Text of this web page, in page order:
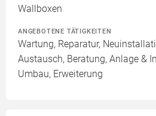
Wallboxen
ANGEBOTENE TÄTIGKEITEN
Wartung, Reparatur,
Austausch, Beratung, Anlage &
Umbau, Erweiterung